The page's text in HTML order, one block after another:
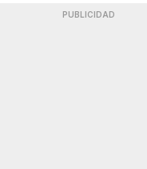
PUBLICIDAD